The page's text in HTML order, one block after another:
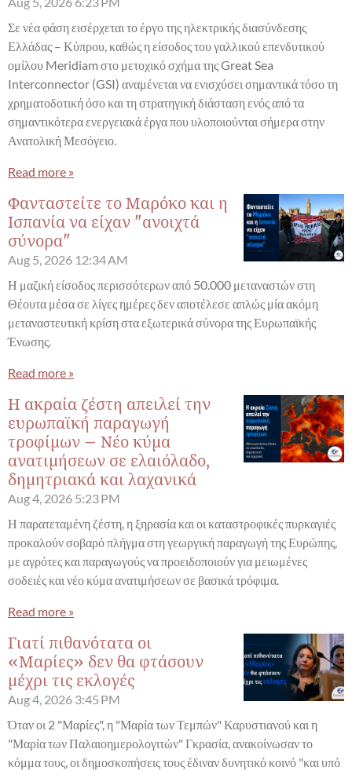
Σε νέα φάση εισέρχεται το έργο της ηλεκτρικής διασύνδεσης
Ελλάδας – Κύπρου, καθώς η είσοδος του γαλλικού επενδυτικού
ομίλου Meridiam στο μετοχικό σχήμα της Great Sea
Interconnector (GSI) αναμένεται να ενισχύσει σημαντικά τόσο τη
χρηματοδοτική όσο και τη στρατηγική διάσταση ενός από τα
σημαντικότερα ενεργειακά έργα που υλοποιούνται σήμερα στην
Ανατολική Μεσόγειο.
Read more »
Φανταστείτε το Μαρόκο και η
Ισπανία να είχαν "ανοιχτά
σύνορα"
Aug 5, 2026 12:34 AM
Η μαζική είσοδος περισσότερων από 50.000 μεταναστών στη
Θέουτα μέσα σε λίγες ημέρες δεν αποτέλεσε απλώς μία ακόμη
μεταναστευτική κρίση στα εξωτερικά σύνορα της Ευρωπαϊκής
Ένωσης.
Read more »
Η ακραία ζέστη απειλεί την
ευρωπαϊκή παραγωγή
τροφίμων – Νέο κύμα
ανατιμήσεων σε ελαιόλαδο,
δημητριακά και λαχανικά
Aug 4, 2026 5:23 PM
Η παρατεταμένη ζέστη, η ξηρασία και οι καταστροφικές πυρκαγιές
προκαλούν σοβαρό πλήγμα στη γεωργική παραγωγή της Ευρώπης,
με αγρότες και παραγωγούς να προειδοποιούν για μειωμένες
σοδειές και νέο κύμα ανατιμήσεων σε βασικά τρόφιμα.
Read more »
Γιατί πιθανότατα οι
«Μαρίες» δεν θα φτάσουν
μέχρι τις εκλογές
Aug 4, 2026 3:45 PM
Όταν οι 2 "Μαρίες", η "Μαρία των Τεμπών" Καρυστιανού και η
"Μαρία των Παλαιοημερολογιτών" Γκρασία, ανακοίνωσαν το
κόμμα τους, οι δημοσκοπήσεις τους έδιναν δυνητικό κοινό "και υπό